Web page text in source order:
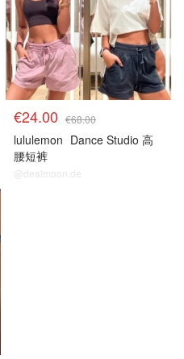
€24.00 €68.00
lululemon Dance Studio 高
腰短裤
@dealmoon.de